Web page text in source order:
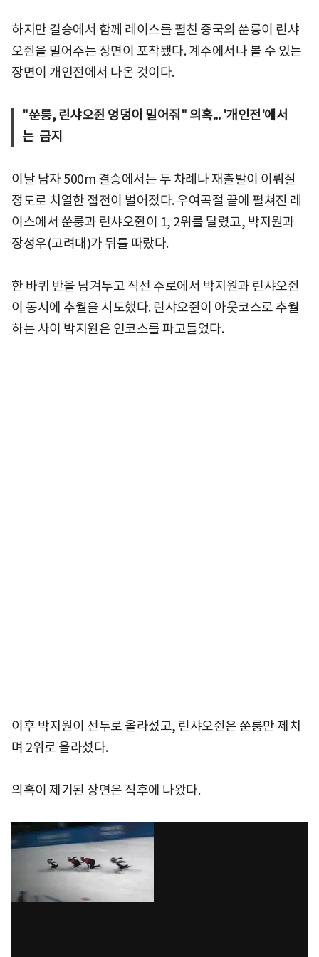
하지만 결승에서 함께 레이스를 펼친 중국의 쑨룽이 린샤
오쥔을 밀어주는 장면이 포착됐다. 계주에서나 볼 수 있는
장면이 개인전에서 나온 것이다.
"쑨룽, 린샤오쥔 엉덩이 밀어줘" 의혹... '개인전'에서
는 금지
이날 남자 500m 결승에서는 두 차례나 재출발이 이뤄질
정도로 치열한 접전이 벌어졌다. 우여곡절 끝에 펼쳐진 레
이스에서 쑨룽과 린샤오쥔이 1, 2위를 달렸고, 박지원과
장성우(고려대)가 뒤를 따랐다.
한 바퀴 반을 남겨두고 직선 주로에서 박지원과 린샤오쥔
이 동시에 추월을 시도했다. 린샤오쥔이 아웃코스로 추월
하는 사이 박지원은 인코스를 파고들었다.
이후 박지원이 선두로 올라섰고, 린샤오쥔은 쑨룽만 제치
며 2위로 올라섰다.
의혹이 제기된 장면은 직후에 나왔다.